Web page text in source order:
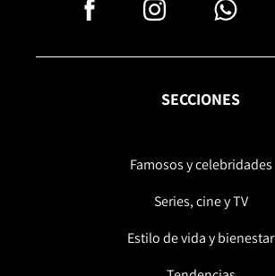
SECCIONES
Famosos y celebridades
Series, cine y TV
Estilo de vida y bienestar